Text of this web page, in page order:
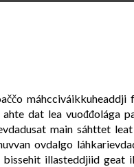
dat lea vuođđolága
main sáhttet
ovdalgo
illasteddjiid geat